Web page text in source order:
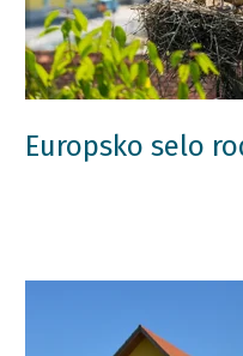
Europsko selo